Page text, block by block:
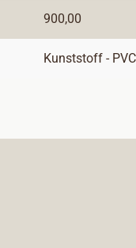
900,00
Kunststoff - PVC